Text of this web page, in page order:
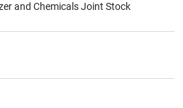
and Chemicals Joint Stock